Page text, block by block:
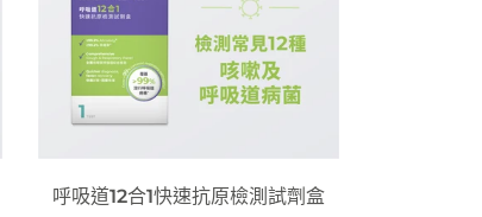
呼吸道12合1快速抗原檢測試劑盒